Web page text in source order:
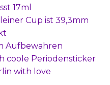
17ml
Cup ist 39,3mm
Aufbewahren
coole Periodensticker
with love